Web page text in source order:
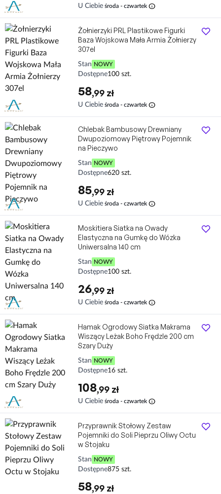
U Ciebie środa - czwartek info
Żołnierzyki PRL Plastikowe Figurki
Baza Wojskowa Mała Armia Żołnierzy
307el
Stan NOWY
Dostępne100 szt.
58,99 zł
U Ciebie środa - czwartek info
Chlebak Bambusowy Drewniany
Dwupoziomowy Piętrowy Pojemnik
na Pieczywo
Stan NOWY
Dostępne620 szt.
85,99 zł
U Ciebie środa - czwartek info
Moskitiera Siatka na Owady
Elastyczna na Gumkę do Wózka
Uniwersalna 140 cm
Stan NOWY
Dostępne100 szt.
26,99 zł
U Ciebie środa - czwartek info
Hamak Ogrodowy Siatka Makrama
Wiszący Leżak Boho Frędzle 200 cm
Szary Duży
Stan NOWY
Dostępne16 szt.
108,99 zł
U Ciebie środa - czwartek info
Przyprawnik Stołowy Zestaw
Pojemniki do Soli Pieprzu Oliwy Octu
w Stojaku
Stan NOWY
Dostępne875 szt.
58,99 zł